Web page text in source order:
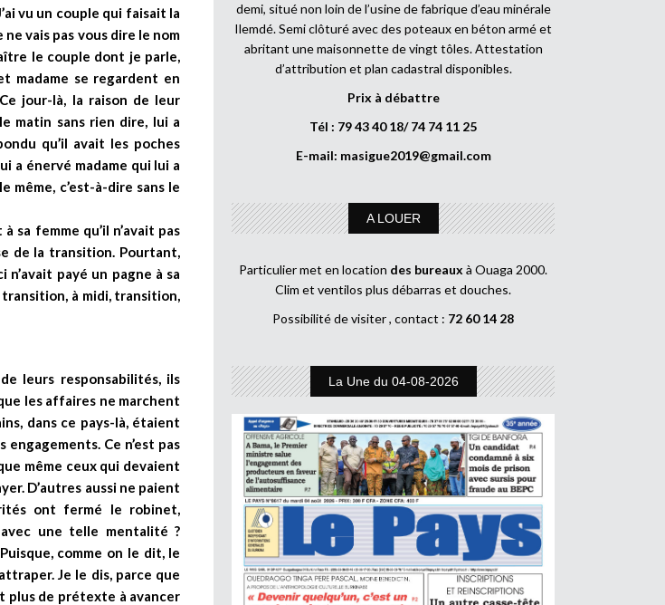
vu un couple qui faisait la
vais pas vous dire le nom
le couple dont je parle,
madame se regardent en
jour-là, la raison de leur
matin sans rien dire, lui a
qu’il avait les poches
a énervé madame qui lui a
c’est-à-dire sans le
sa femme qu’il n’avait pas
de la transition. Pourtant,
n’avait payé un pagne à sa
à midi, transition,
leurs responsabilités, ils
les affaires ne marchent
dans ce pays-là, étaient
Ce n’est pas
même ceux qui devaient
D’autres aussi ne paient
ont fermé le robinet,
une telle mentalité ?
comme on le dit, le
Je le dis, parce que
plus de prétexte à avancer
demi, situé non loin de l’usine de fabrique d’eau minérale
Ilemdé. Semi clôturé avec des poteaux en béton armé et
abritant une maisonnette de vingt tôles. Attestation
d’attribution et plan cadastral disponibles.
Prix à débattre
Tél : 79 43 40 18/ 74 74 11 25
E-mail: masigue2019@gmail.com
A LOUER
Particulier met en location des bureaux à Ouaga 2000.
Clim et ventilos plus débarras et douches.
Possibilité de visiter , contact : 72 60 14 28
La Une du 04-08-2026